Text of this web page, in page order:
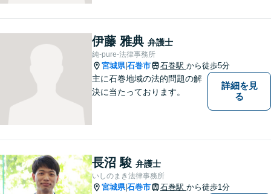
伊藤 雅典 弁護士
純-pure-法律事務所
宮城県|石巻市 石巻駅 から徒歩5分
主に石巻地域の法的問題の解
決に当たっております。
詳細を見
る
長沼 駿 弁護士
いしのまき法律事務所
宮城県|石巻市 石巻駅 から徒歩1分